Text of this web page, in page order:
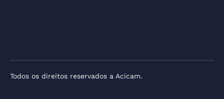
Todos os direitos reservados a Acicam.